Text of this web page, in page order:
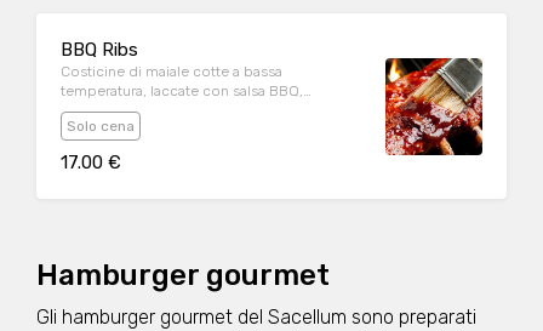
BBQ Ribs
Costicine di maiale cotte a bassa
temperatura, laccate con salsa BBQ,
affumicate alla brace, patate.
Solo cena
17.00 €
Hamburger gourmet
Gli hamburger gourmet del Sacellum sono preparati